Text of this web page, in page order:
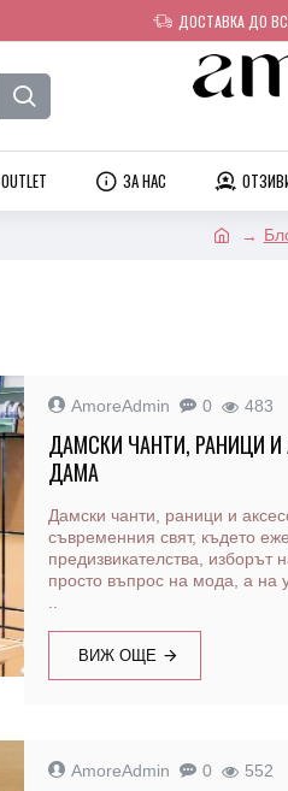
ДОСТАВКА ДО
OUTLET ЗА НАС
AmoreAdmin 0 483
ДАМСКИ ЧАНТИ, РАНИЦИ
ДАМА
Дамски чанти, раници и
съвременния свят, където
предизвикателства,
просто въпрос на мода, а на
ВИЖ ОЩЕ
AmoreAdmin 0 552